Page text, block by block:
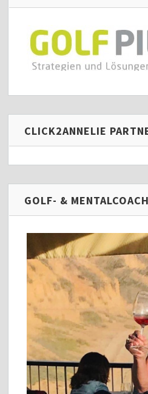
CLICK2ANNELIE
GOLF- &